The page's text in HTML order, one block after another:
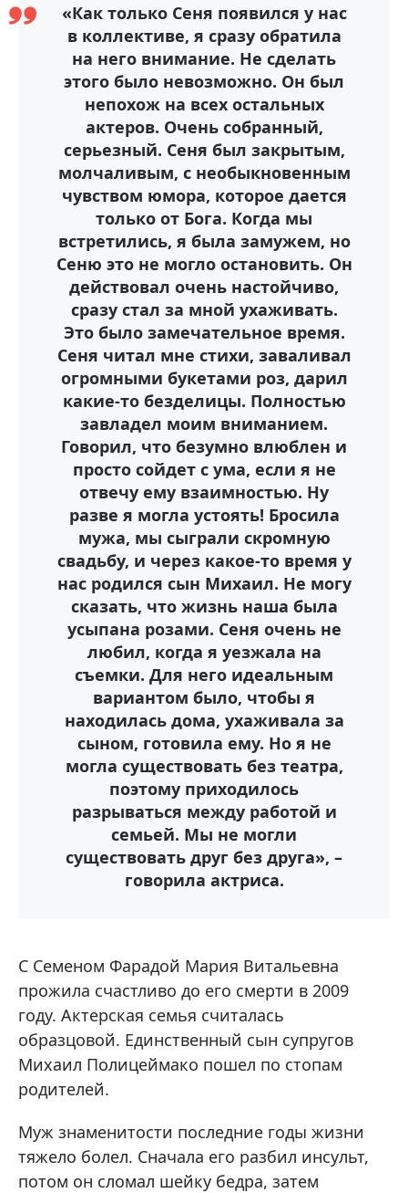
«Как только Сеня появился у нас
в коллективе, я сразу обратила
на него внимание. Не сделать
этого было невозможно. Он был
непохож на всех остальных
актеров. Очень собранный,
серьезный. Сеня был закрытым,
молчаливым, с необыкновенным
чувством юмора, которое дается
только от Бога. Когда мы
встретились, я была замужем, но
Сеню это не могло остановить. Он
действовал очень настойчиво,
сразу стал за мной ухаживать.
Это было замечательное время.
Сеня читал мне стихи, заваливал
огромными букетами роз, дарил
какие-то безделицы. Полностью
завладел моим вниманием.
Говорил, что безумно влюблен и
просто сойдет с ума, если я не
отвечу ему взаимностью. Ну
разве я могла устоять! Бросила
мужа, мы сыграли скромную
свадьбу, и через какое-то время у
нас родился сын Михаил. Не могу
сказать, что жизнь наша была
усыпана розами. Сеня очень не
любил, когда я уезжала на
съемки. Для него идеальным
вариантом было, чтобы я
находилась дома, ухаживала за
сыном, готовила ему. Но я не
могла существовать без театра,
поэтому приходилось
разрываться между работой и
семьей. Мы не могли
существовать друг без друга», –
говорила актриса.
С Семеном Фарадой Мария Витальевна
прожила счастливо до его смерти в 2009
году. Актерская семья считалась
образцовой. Единственный сын супругов
Михаил Полицеймако пошел по стопам
родителей.
Муж знаменитости последние годы жизни
тяжело болел. Сначала его разбил инсульт,
потом он сломал шейку бедра, затем